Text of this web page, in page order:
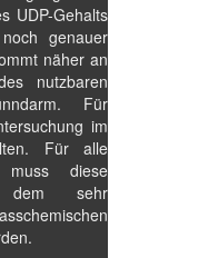
UDP-Gehalts
genauer
näher an
nutzbaren
Für
im
Für alle
muss diese
dem sehr